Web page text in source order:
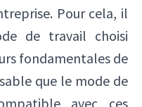
Pour cela, il
de travail choisi
fondamentales de
que le mode de
avec ces